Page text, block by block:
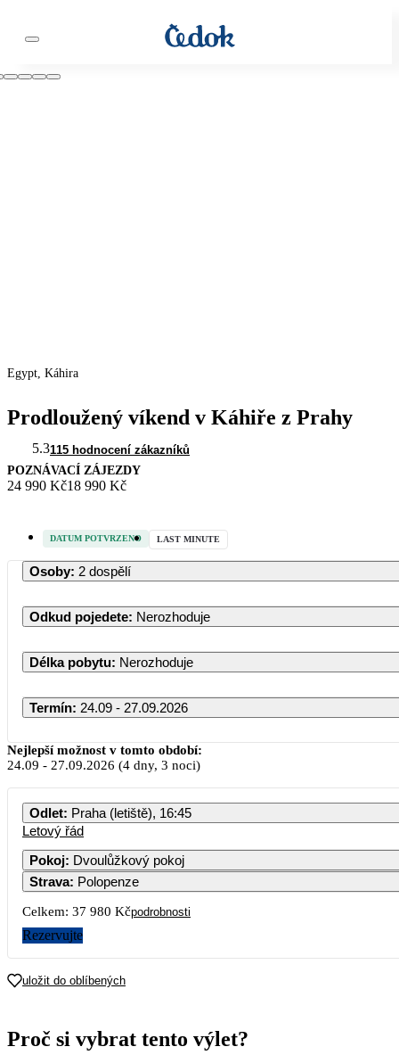
Egypt, Káhira
Prodloužený víkend v Káhiře z Prahy
5.3115 hodnocení zákazníků
POZNÁVACÍ ZÁJEZDY
24 990 Kč18 990 Kč
DATUM POTVRZENO LAST MINUTE
Osoby: 2 dospělí
Odkud pojedete: Nerozhoduje
Délka pobytu: Nerozhoduje
Termín: 24.09 - 27.09.2026
Nejlepší možnost v tomto období:
24.09 - 27.09.2026 (4 dny, 3 noci)
Odlet: Praha (letiště), 16:45
Letový řád
Pokoj: Dvoulůžkový pokoj
Strava: Polopenze
Celkem: 37 980 Kčpodrobnosti
Rezervujte
uložit do oblíbených
Proč si vybrat tento výlet?